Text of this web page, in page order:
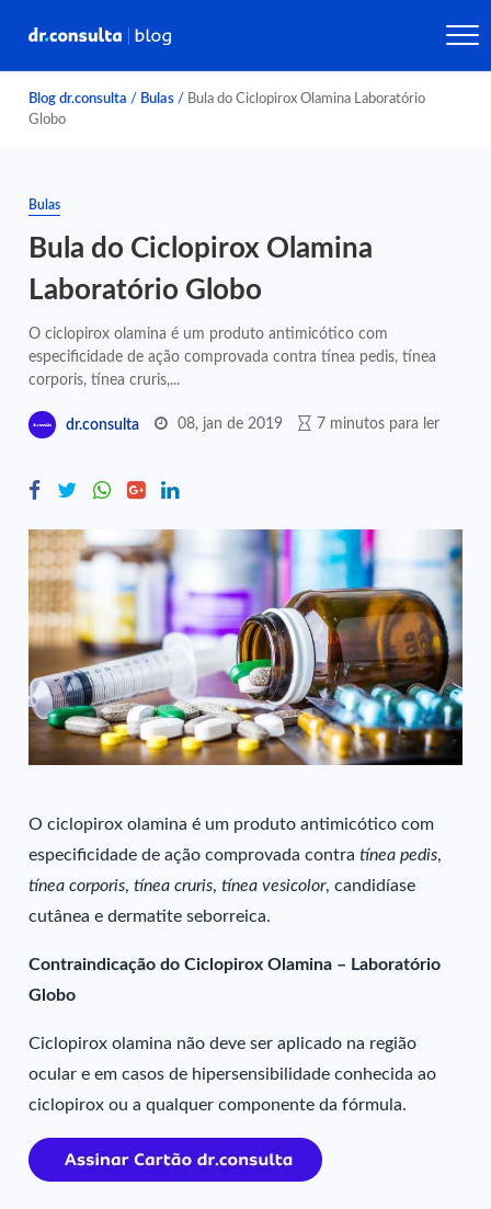
Blog dr.consulta / Bulas / Bula do Ciclopirox Olamina Laboratório
Globo
Bulas
Bula do Ciclopirox Olamina
Laboratório Globo
O ciclopirox olamina é um produto antimicótico com
especificidade de ação comprovada contra tínea pedis, tínea
corporis, tínea cruris,...
dr.consulta 08, jan de 2019 7 minutos para ler
O ciclopirox olamina é um produto antimicótico com
especificidade de ação comprovada contratínea pedis,
tínea corporis,tínea cruris,tínea vesicolor, candidíase
cutânea e dermatite seborreica.
Contraindicação do Ciclopirox Olamina – Laboratório
Globo
Ciclopirox olamina não deve ser aplicado na região
ocular e em casos de hipersensibilidade conhecida ao
ciclopirox ou a qualquer componente da fórmula.